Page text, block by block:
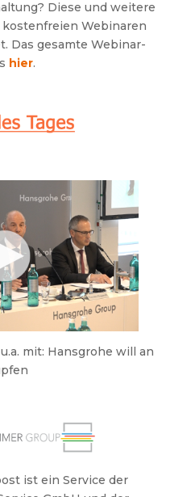
Diese und weitere
Webinaren
Das gesamte Webinar-
hier.
u.a. mit: Hansgrohe will an
ist ein Service der